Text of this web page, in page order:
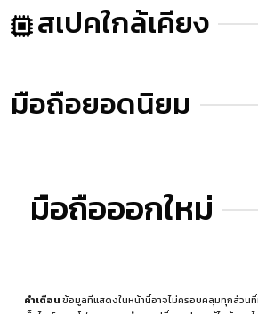
สเปคใกล้เคียง
มือถือยอดนิยม
มือถือออกใหม่
คำเตือนข้อมูลที่แสดงในหน้านี้อาจไม่ครอบคลุมทุกส่วน